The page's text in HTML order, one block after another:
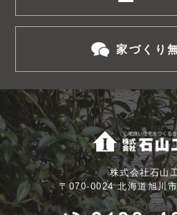
家づくり
株式会社石山
〒070-0024 北海道旭川